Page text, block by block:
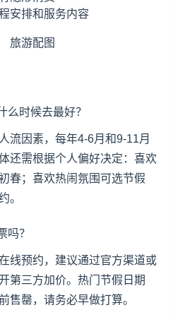
安排和服务内容
么时候去最好？
流因素，每年4-6月和9-11月
还需根据个人偏好决定：喜欢
春；喜欢热闹氛围可选节假
。
吗？
线预约，建议通过官方渠道或
第三方加价。热门节假日期
售罄，请务必早做打算。